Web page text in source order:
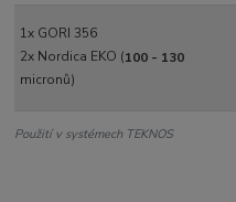
Použití v systémech TEKNOS
1x GORI 356
2x Nordica EKO (100 - 130
micronů)